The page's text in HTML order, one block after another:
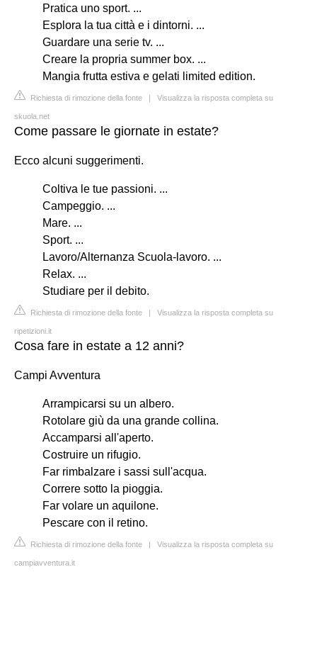
Pratica uno sport. ...
Esplora la tua città e i dintorni. ...
Guardare una serie tv. ...
Creare la propria summer box. ...
Mangia frutta estiva e gelati limited edition.
Richiesta di rimozione della fonte | Visualizza la risposta completa su
skuola.net
Come passare le giornate in estate?
Ecco alcuni suggerimenti.
Coltiva le tue passioni. ...
Campeggio. ...
Mare. ...
Sport. ...
Lavoro/Alternanza Scuola-lavoro. ...
Relax. ...
Studiare per il debito.
Richiesta di rimozione della fonte | Visualizza la risposta completa su
ripetizioni.it
Cosa fare in estate a 12 anni?
Campi Avventura
Arrampicarsi su un albero.
Rotolare giù da una grande collina.
Accamparsi all'aperto.
Costruire un rifugio.
Far rimbalzare i sassi sull'acqua.
Correre sotto la pioggia.
Far volare un aquilone.
Pescare con il retino.
Richiesta di rimozione della fonte | Visualizza la risposta completa su
campiavventura.it